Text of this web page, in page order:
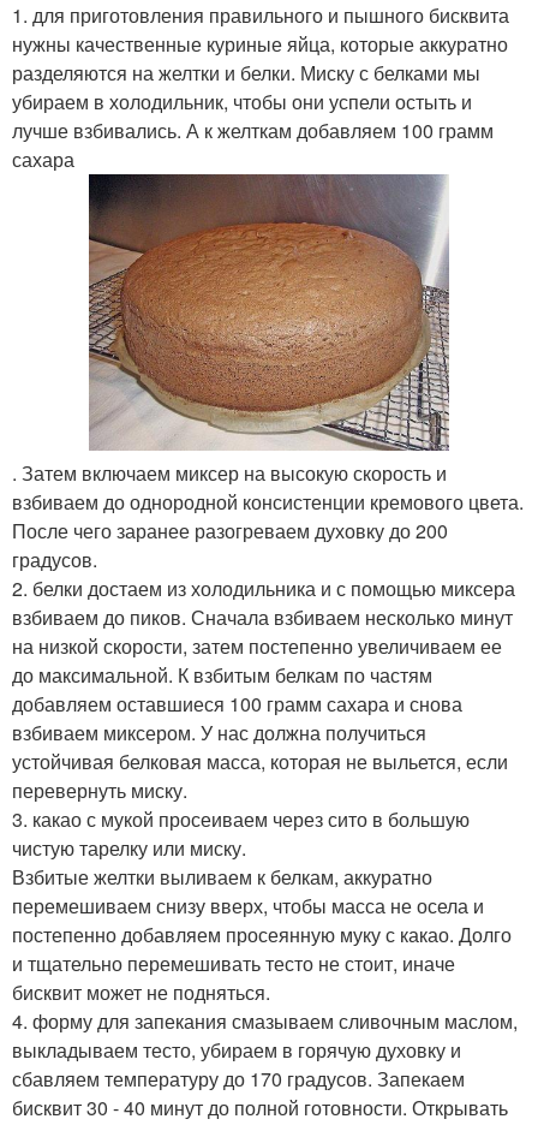
1. для приготовления правильного и пышного бисквита
нужны качественные куриные яйца, которые аккуратно
разделяются на желтки и белки. Миску с белками мы
убираем в холодильник, чтобы они успели остыть и
лучше взбивались. А к желткам добавляем 100 грамм
сахара
. Затем включаем миксер на высокую скорость и
взбиваем до однородной консистенции кремового цвета.
После чего заранее разогреваем духовку до 200
градусов.
2. белки достаем из холодильника и с помощью миксера
взбиваем до пиков. Сначала взбиваем несколько минут
на низкой скорости, затем постепенно увеличиваем ее
до максимальной. К взбитым белкам по частям
добавляем оставшиеся 100 грамм сахара и снова
взбиваем миксером. У нас должна получиться
устойчивая белковая масса, которая не выльется, если
перевернуть миску.
3. какао с мукой просеиваем через сито в большую
чистую тарелку или миску.
Взбитые желтки выливаем к белкам, аккуратно
перемешиваем снизу вверх, чтобы масса не осела и
постепенно добавляем просеянную муку с какао. Долго
и тщательно перемешивать тесто не стоит, иначе
бисквит может не подняться.
4. форму для запекания смазываем сливочным маслом,
выкладываем тесто, убираем в горячую духовку и
сбавляем температуру до 170 градусов. Запекаем
бисквит 30 - 40 минут до полной готовности. Открывать